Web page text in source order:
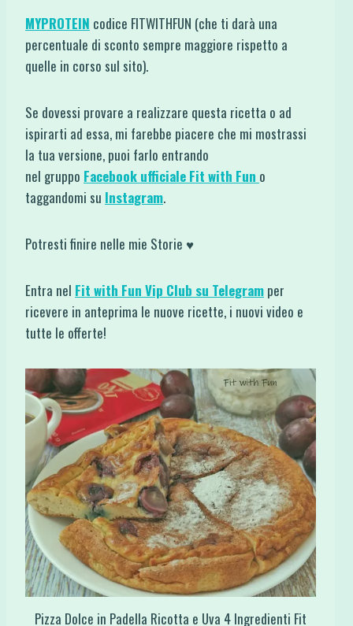
MYPROTEIN codice FITWITHFUN (che ti darà una
percentuale di sconto sempre maggiore rispetto a
quelle in corso sul sito).
Se dovessi provare a realizzare questa ricetta o ad
ispirarti ad essa, mi farebbe piacere che mi mostrassi
la tua versione, puoi farlo entrando
nel gruppo Facebook ufficiale Fit with Fun o
taggandomi su Instagram.
Potresti finire nelle mie Storie ♥
Entra nel Fit with Fun Vip Club su Telegram per
ricevere in anteprima le nuove ricette, i nuovi video e
tutte le offerte!
Pizza Dolce in Padella Ricotta e Uva 4 Ingredienti Fit